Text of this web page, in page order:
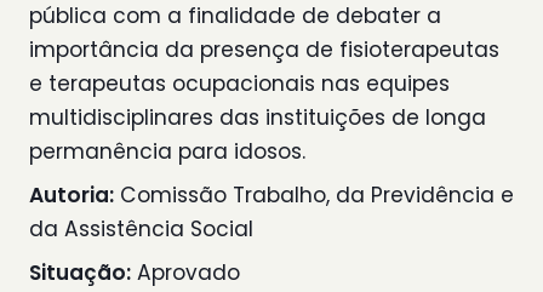
pública com a finalidade de debater a
importância da presença de fisioterapeutas
e terapeutas ocupacionais nas equipes
multidisciplinares das instituições de longa
permanência para idosos.
Autoria: Comissão Trabalho, da Previdência e
da Assistência Social
Situação: Aprovado